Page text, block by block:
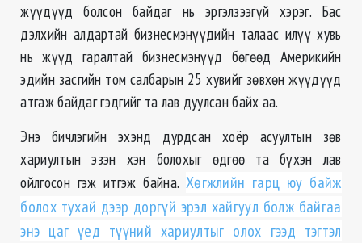
жүүдүүд болсон байдаг нь эргэлзээгүй хэрэг. Бас
дэлхийн алдартай бизнесмэнүүдийн талаас илүү хувь
нь жүүд гаралтай бизнесмэнүүд бөгөөд Америкийн
эдийн засгийн том салбарын 25 хувийг зөвхөн жүүдүүд
атгаж байдаг гэдгийг та лав дуулсан байх аа.
Энэ бичлэгийн эхэнд дурдсан хоёр асуултын зөв
хариултын эзэн хэн болохыг өдгөө та бүхэн лав
ойлгосон гэж итгэж байна. Хөгжлийн гарц юу байж
болох тухай дээр доргүй эрэл хайгуул болж байгаа
энэ цаг үед түүний хариултыг олох гээд тэгтэл